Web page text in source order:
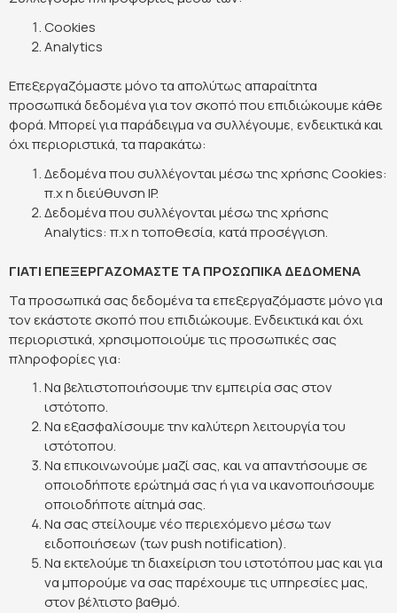
Cookies
Analytics
Επεξεργαζόμαστε μόνο τα απολύτως απαραίτητα
προσωπικά δεδομένα για τον σκοπό που επιδιώκουμε κάθε
φορά. Μπορεί για παράδειγμα να συλλέγουμε, ενδεικτικά και
όχι περιοριστικά, τα παρακάτω:
Δεδομένα που συλλέγονται μέσω της χρήσης Cookies:
π.χ η διεύθυνση IP.
Δεδομένα που συλλέγονται μέσω της χρήσης
Analytics: π.χ η τοποθεσία, κατά προσέγγιση.
ΓΙΑΤΙ ΕΠΕΞΕΡΓΑΖΟΜΑΣΤΕ ΤΑ ΠΡΟΣΩΠΙΚΑ ΔΕΔΟΜΕΝΑ
Τα προσωπικά σας δεδομένα τα επεξεργαζόμαστε μόνο για
τον εκάστοτε σκοπό που επιδιώκουμε. Ενδεικτικά και όχι
περιοριστικά, χρησιμοποιούμε τις προσωπικές σας
πληροφορίες για:
Να βελτιστοποιήσουμε την εμπειρία σας στον
ιστότοπο.
Να εξασφαλίσουμε την καλύτερη λειτουργία του
ιστότοπου.
Να επικοινωνούμε μαζί σας, και να απαντήσουμε σε
οποιοδήποτε ερώτημά σας ή για να ικανοποιήσουμε
οποιοδήποτε αίτημά σας.
Να σας στείλουμε νέο περιεχόμενο μέσω των
ειδοποιήσεων (των push notification).
Να εκτελούμε τη διαχείριση του ιστοτόπου μας και για
να μπορούμε να σας παρέχουμε τις υπηρεσίες μας,
στον βέλτιστο βαθμό.